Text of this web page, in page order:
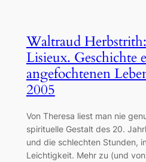
Waltraud
Lisieux. Geschichte
angefochtenen
2005
Von Theresa liest man nie
spirituelle Gestalt des 20.
und die schlechten Stunden,
Leichtigkeit. Mehr zu (und